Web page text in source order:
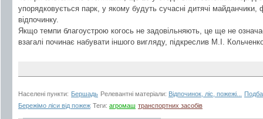
упорядковується парк, у якому будуть сучасні дитячі майданчики,
відпочинку.
Якщо темпи благоустрою когось не задовільняють, це ще не
взагалі починає набувати іншого вигляду, підкреслив М.І.
Населені пункти: Бершадь Релевантні матеріали: Відпочинок, ліс, пожежі...
Бережімо ліси від пожеж Теги: агромаш транспортних засобів